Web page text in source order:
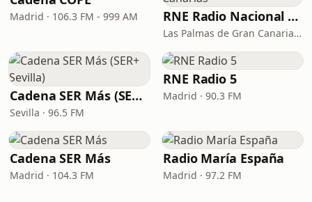
Madrid · 106.3 FM - 999 AM RNE Radio Nacional - Canarias
Las Palmas de Gran Canaria · 92.8 FM
Cadena SER Más (SER+ Sevilla)
Sevilla · 96.5 FM
RNE Radio 5
Madrid · 90.3 FM
Cadena SER Más
Madrid · 104.3 FM
Radio María España
Madrid · 97.2 FM